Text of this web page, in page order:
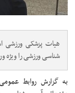
هیات پزشکی ورزشی
شناسی ورزشی را ویژه
به گزارش روابط